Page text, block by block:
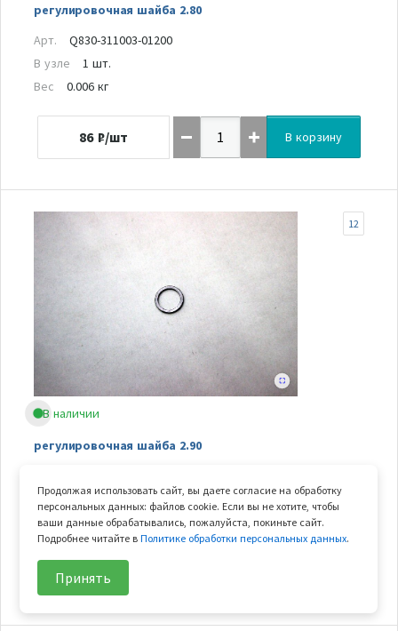
регулировочная шайба 2.80
Арт.
Q830-311003-01200
В узле
1 шт.
Вес
0.006 кг
86 ₽/шт В корзину
В наличии
регулировочная шайба 2.90
12
В узле
1 шт.
Вес
0.006 кг
39 ₽/шт
Продолжая использовать сайт, вы даете согласие на обработку
персональных данных: файлов cookie. Если вы не хотите, чтобы
ваши данные обрабатывались, пожалуйста, покиньте сайт.
Подробнее читайте вПолитике обработки персональных данных.
Принять